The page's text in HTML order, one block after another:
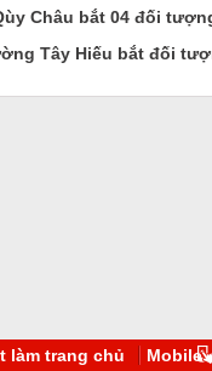
Châu bắt 04 đối
Tây Hiếu bắt đối
làm trang chủ Mobile